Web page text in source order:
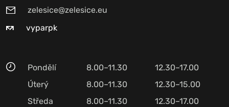
zelesice@zelesice.eu
vyparpk
Pondělí 8.00–11.30
12.30–17.00
Úterý
8.00–11.30
12.30–15.00
Středa
8.00–11.30 12.30–17.00